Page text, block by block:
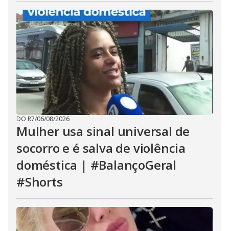
DO R7/06/08/2026
Mulher usa sinal universal de
socorro e é salva de violência
doméstica | #BalançoGeral
#Shorts